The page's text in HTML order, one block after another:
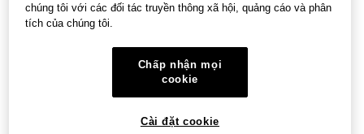
chúng tôi với các đối tác truyền thông xã hội, quảng cáo và phân
tích của chúng tôi.
Chấp nhận mọi
cookie
Cài đặt cookie